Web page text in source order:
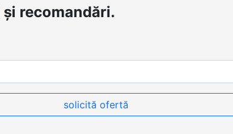
recomandări.